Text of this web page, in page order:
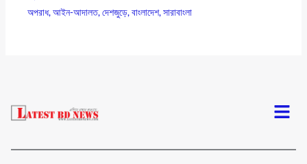
অপরাধ,আইন-আদালত,দেশজুড়ে,বাংলাদেশ,সারাবাংলা
Menu